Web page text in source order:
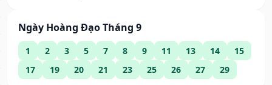
Ngày Hoàng Đạo Tháng 9
1 2 3 5 7 8 9 11 13 14
15
17
19 20 21 23 25 26 27 29